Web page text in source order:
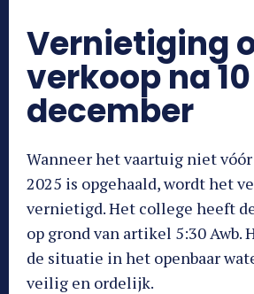
Vernietiging
verkoop na 10
december
Wanneer het vaartuig niet
2025 is opgehaald, wordt het
vernietigd. Het college heeft
op grond van artikel 5:30 Awb.
de situatie in het openbaar
veilig en ordelijk.